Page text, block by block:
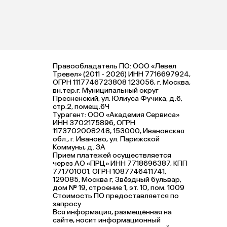
Правообладатель ПО: ООО «Левел
Тревел» (2011 - 2026) ИНН 7716697924,
ОГРН 1117746723808 123056, г. Москва,
вн.тер.г. Муниципальный округ
Пресненский, ул. Юлиуса Фучика, д.6,
стр.2, помещ.6Ч
Турагент: ООО «Академия Сервиса»
ИНН 3702175896, ОГРН
1173702008248, 153000, Ивановская
обл., г. Иваново, ул. Парижской
Коммуны, д. ЗА
Прием платежей осуществляется
через АО «ПРЦ» ИНН 7718696387, КПП
771701001, ОГРН 1087746411741,
129085, Москва г, Звёздный бульвар,
дом № 19, строение 1, эт. 10, пом. 1009
Стоимость ПО предоставляется по
запросу
Вся информация, размещённая на
сайте, носит информационный